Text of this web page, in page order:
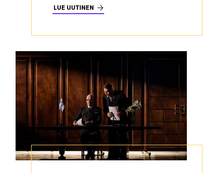
LUE UUTINEN